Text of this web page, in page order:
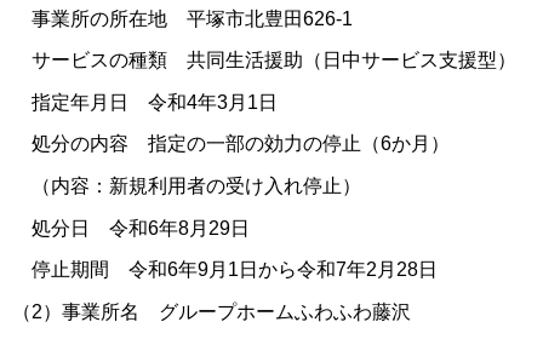
事業所の所在地 平塚市北豊田626-1
サービスの種類 共同生活援助（日中サービス支援型）
指定年月日 令和4年3月1日
処分の内容 指定の一部の効力の停止（6か月）
（内容：新規利用者の受け入れ停止）
処分日 令和6年8月29日
停止期間 令和6年9月1日から令和7年2月28日
（2）事業所名 グループホームふわふわ藤沢